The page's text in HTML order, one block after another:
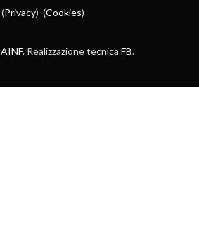
(Privacy) (Cookies)
AINF. Realizzazione tecnica FB.